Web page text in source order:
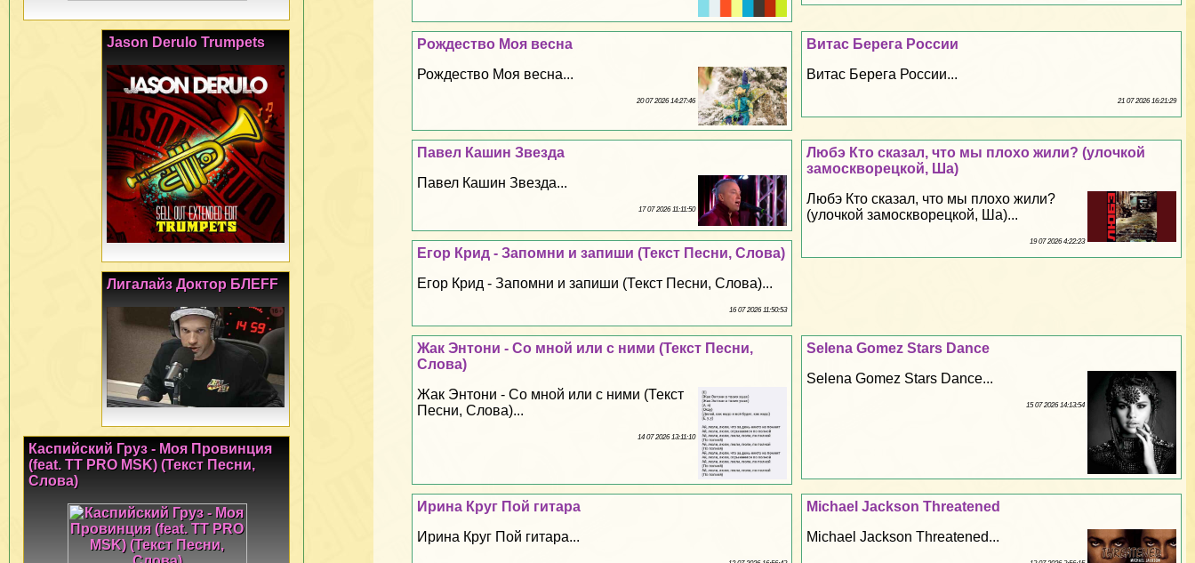
Витас Берега России
Витас Берега России...
21 07 2026 16:21:29
Рождество Моя весна
Рождество Моя весна...
20 07 2026 14:27:46
Любэ Кто сказал, что мы плохо жили? (улочкой
замоскворецкой, Ша)
Любэ Кто сказал, что мы плохо жили?
(улочкой замоскворецкой, Ша)...
19 07 2026 4:22:23
Павел Кашин Звезда
Павел Кашин Звезда...
17 07 2026 11:11:50
Егор Крид - Запомни и запиши (Текст Песни, Слова)
Егор Крид - Запомни и запиши (Текст Песни, Слова)...
16 07 2026 11:50:53
Selena Gomez Stars Dance
Selena Gomez Stars Dance...
15 07 2026 14:13:54
Жак Энтони - Со мной или с ними (Текст Песни,
Слова)
Жак Энтони - Со мной или с ними (Текст
Песни, Слова)...
14 07 2026 13:11:10
Michael Jackson Threatened
Michael Jackson Threatened...
Ирина Круг Пой гитара
Ирина Круг Пой гитара...
Jason Derulo Trumpets
Лигалайз Доктор БЛЕFF
Каспийский Груз - Моя Провинция
(feat. TT PRO MSK) (Текст Песни,
Слова)